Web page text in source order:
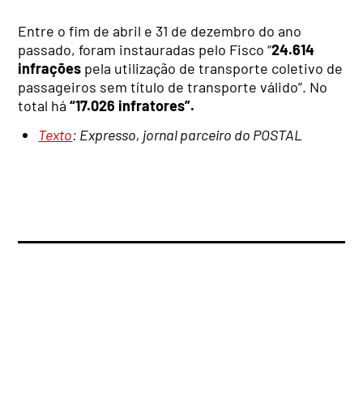
Entre o fim de abril e 31 de dezembro do ano
passado, foram instauradas pelo Fisco “24.614
infrações pela utilização de transporte coletivo de
passageiros sem título de transporte válido”. No
total há“17.026 infratores”.
Texto: Expresso, jornal parceiro do POSTAL